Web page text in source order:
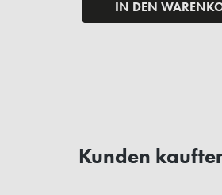
IN DEN
Kunden